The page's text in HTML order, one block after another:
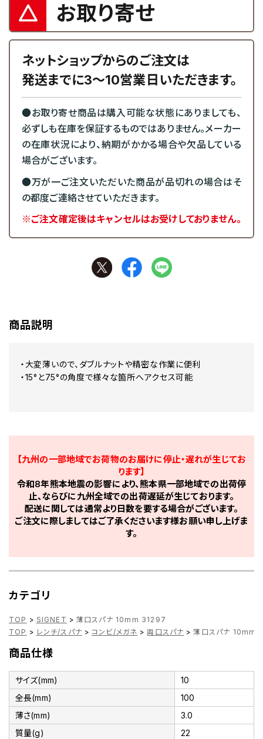
お取り寄せ
ネットショップからのご注文は
発送までに3～10営業日いただきます。
●お取り寄せ商品は購入可能な状態にありましても、
必ずしも在庫を保証するものではありません。メーカー
の在庫状況により、納期がかかる場合や欠品している
場合がございます。
●万が一ご注文いただいた商品が品切れの場合はそ
の都度ご連絡させていただきます。
※ご注文確定後はキャンセルはお受けしておりません。
商品説明
・大変薄いので、ダブルナットや精密な作業に便利
・15°と75°の角度で様々な箇所へアクセス可能
【九州の一部地域でお荷物のお届けに停止・遅れが生じてお
ります】
令和8年熊本地震の影響により、熊本県一部地域での出荷停
止、ならびに九州全域での出荷遅延が生じております。
配送に関しては通常より日数を要する場合がございます。
ご注文に際しましてはご了承くださいます様お願い申し上げま
す。
カテゴリ
TOP > SIGNET > 薄口スパナ 10mm 31297
TOP > レンチ/スパナ > コンビ/メガネ > 両口スパナ > 薄口スパナ 10mm
商品仕様
サイズ(mm)
10
全長(mm)
100
薄さ(mm)
3.0
質量(g)
22